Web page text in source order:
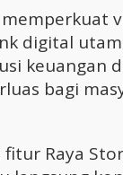
digital
keuangan
bagi
fitur Raya